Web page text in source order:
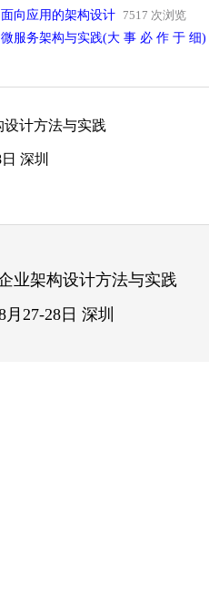
面向应用的架构设计 7517 次浏览
微服务架构与实践(大 事 必 作 于 细)